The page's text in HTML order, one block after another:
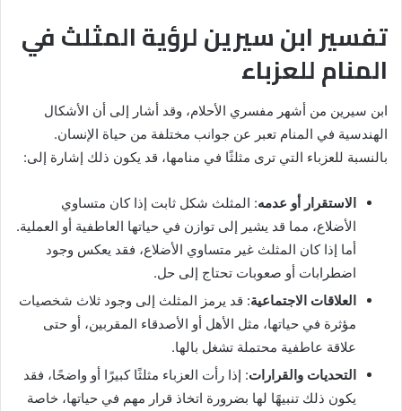
تفسير ابن سيرين لرؤية المثلث في
المنام للعزباء
ابن سيرين من أشهر مفسري الأحلام، وقد أشار إلى أن الأشكال
الهندسية في المنام تعبر عن جوانب مختلفة من حياة الإنسان.
بالنسبة للعزباء التي ترى مثلثًا في منامها، قد يكون ذلك إشارة إلى:
الاستقرار أو عدمه: المثلث شكل ثابت إذا كان متساوي
الأضلاع، مما قد يشير إلى توازن في حياتها العاطفية أو العملية.
أما إذا كان المثلث غير متساوي الأضلاع، فقد يعكس وجود
اضطرابات أو صعوبات تحتاج إلى حل.
العلاقات الاجتماعية: قد يرمز المثلث إلى وجود ثلاث شخصيات
مؤثرة في حياتها، مثل الأهل أو الأصدقاء المقربين، أو حتى
علاقة عاطفية محتملة تشغل بالها.
التحديات والقرارات: إذا رأت العزباء مثلثًا كبيرًا أو واضحًا، فقد
يكون ذلك تنبيهًا لها بضرورة اتخاذ قرار مهم في حياتها، خاصة